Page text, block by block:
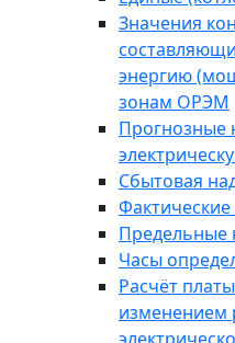
Значения
энергию
зонам ОРЭМ
Прогнозные
Сбытовая
Предельные
Часы
Расчёт
изменением